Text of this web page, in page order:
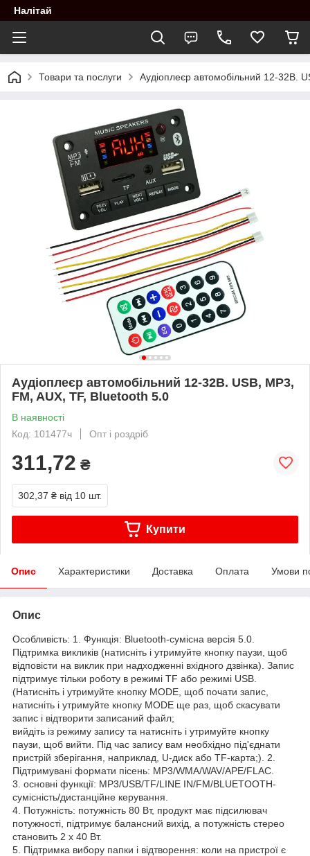
Налітай
Товари та послуги Аудіоплеєр автомобільний 12-32В.
Аудіоплеєр автомобільний 12-32В. USB, MP3,
FM, AUX, TF, Bluetooth 5.0
В наявності
Код: 101477ч
Опт і роздріб
311,72 ₴
302,37 ₴ від 10 шт.
Купити
Опис Характеристики Доставка Оплата Умови
Опис
Особливість: 1. Функція: Bluetooth-сумісна версія 5.0.
Підтримка викликів (натисніть і утримуйте кнопку паузи, щоб
відповісти на виклик при надходженні вхідного дзвінка). Запис
підтримує тільки роботу в режимі TF або режимі USB.
(Натисніть і утримуйте кнопку MODE, щоб почати запис,
натисніть і утримуйте кнопку MODE ще раз, щоб скасувати
запис і відтворити записаний файл;
вийдіть із режиму запису та натисніть і утримуйте кнопку
паузи, щоб вийти. Під час запису вам необхідно під'єднати
пристрій зберігання, наприклад, U-диск або TF-карта;). 2.
Підтримувані формати пісень: MP3/WMA/WAV/APE/FLAC.
3. основні функції: MP3/USB/TF/LINE IN/FM/BLUETOOTH-
сумісність/дистанційне керування.
4. Потужність: потужність 80 Вт, продукт має підсилювач
потужності, підтримує балансний вихід, а потужність стерео
становить 2 x 40 Вт.
5. Підтримка вибору папки і відтворення: коли на пристрої є